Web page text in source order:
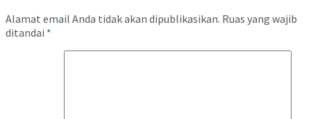
Alamat email Anda tidak akan dipublikasikan. Ruas yang wajib
ditandai *